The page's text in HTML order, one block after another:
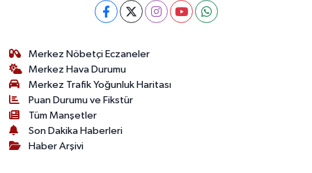
Merkez Nöbetçi Eczaneler
Merkez Hava Durumu
Merkez Trafik Yoğunluk Haritası
Puan Durumu ve Fikstür
Tüm Manşetler
Son Dakika Haberleri
Haber Arşivi